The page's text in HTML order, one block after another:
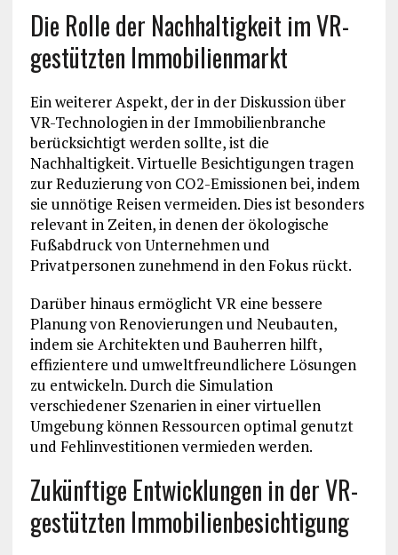
Die Rolle der Nachhaltigkeit im VR-
gestützten Immobilienmarkt
Ein weiterer Aspekt, der in der Diskussion über
VR-Technologien in der Immobilienbranche
berücksichtigt werden sollte, ist die
Nachhaltigkeit. Virtuelle Besichtigungen tragen
zur Reduzierung von CO2-Emissionen bei, indem
sie unnötige Reisen vermeiden. Dies ist besonders
relevant in Zeiten, in denen der ökologische
Fußabdruck von Unternehmen und
Privatpersonen zunehmend in den Fokus rückt.
Darüber hinaus ermöglicht VR eine bessere
Planung von Renovierungen und Neubauten,
indem sie Architekten und Bauherren hilft,
effizientere und umweltfreundlichere Lösungen
zu entwickeln. Durch die Simulation
verschiedener Szenarien in einer virtuellen
Umgebung können Ressourcen optimal genutzt
und Fehlinvestitionen vermieden werden.
Zukünftige Entwicklungen in der VR-
gestützten Immobilienbesichtigung